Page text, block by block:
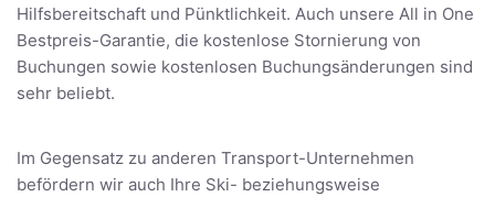
Hilfsbereitschaft und Pünktlichkeit. Auch unsere All in One
Bestpreis-Garantie, die kostenlose Stornierung von
Buchungen sowie kostenlosen Buchungsänderungen sind
sehr beliebt.
Im Gegensatz zu anderen Transport-Unternehmen
befördern wir auch Ihre Ski- beziehungsweise